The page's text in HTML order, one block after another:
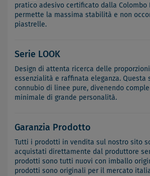
pratico adesivo certificato dalla Colombo
permette la massima stabilità e non
piastrelle.
Serie LOOK
Design di attenta ricerca delle
essenzialità e raffinata eleganza. Questa
connubio di linee pure, divenendo
minimale di grande personalità.
Garanzia Prodotto
Tutti i prodotti in vendita sul nostro sito
acquistati direttamente dal produttore
prodotti sono tutti nuovi con imballo
prodotti sono originali per il mercato